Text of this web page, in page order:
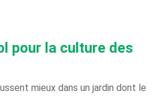
pour la culture des
mieux dans un jardin dont le